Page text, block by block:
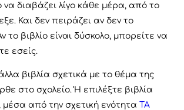
να διαβάζει λίγο κάθε μέρα, από το
Και δεν πειράζει αν δεν το
το βιβλίο είναι δύσκολο, μπορείτε να
εσείς.
βιβλία σχετικά με το θέμα της
στο σχολείο. Ή επιλέξτε βιβλία
από την σχετική ενότητα ΤΑ